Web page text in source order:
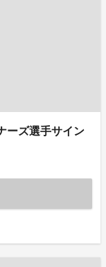
ーズ選手サイン